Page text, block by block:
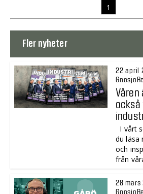
1
Fler nyheter
22 april
Våren
I vårt
du läsa
och
från
28 mars